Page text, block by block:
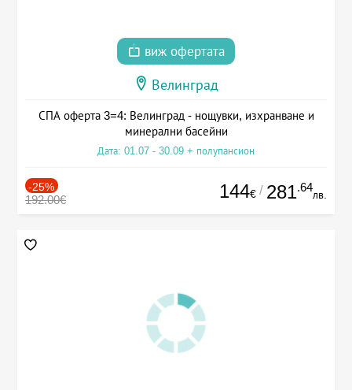
виж офертата
Велинград
СПА оферта 3=4: Велинград - нощувки, изхранване и
минерални басейни
Дата: 01.07 - 30.09 + полупансион
-25%
192.00€ 144€ / 281.64
лв.